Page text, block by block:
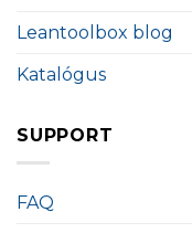
Leantoolbox blog
Katalógus
SUPPORT
FAQ